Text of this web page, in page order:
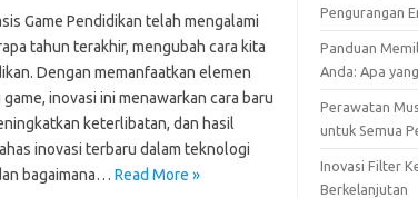
Game Pendidikan telah mengalami
tahun terakhir, mengubah cara kita
Dengan memanfaatkan elemen
inovasi ini menawarkan cara baru
keterlibatan, dan hasil
inovasi terbaru dalam teknologi
bagaimana… Read More »
Pengurangan
Panduan
Anda: Apa
Perawatan
untuk Semua
Inovasi Filter
Berkelanjutan